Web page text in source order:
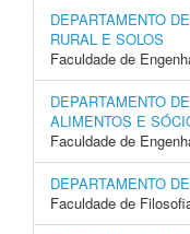
DEPARTAMENTO
RURAL E SOLOS
Faculdade de
DEPARTAMENTO
ALIMENTOS E
Faculdade de
DEPARTAMENTO
Faculdade de